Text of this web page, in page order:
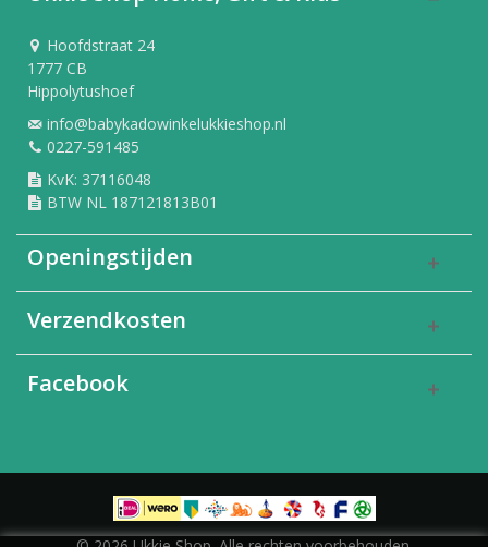
Hoofdstraat 24
1777 CB
Hippolytushoef
info@babykadowinkelukkieshop.nl
0227-591485
KvK: 37116048
BTW NL 187121813B01
Openingstijden
Verzendkosten
Facebook